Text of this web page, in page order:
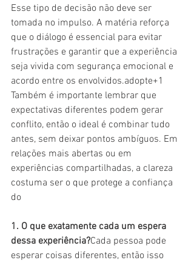
Esse tipo de decisão não deve ser
tomada no impulso. A matéria reforça
que o diálogo é essencial para evitar
frustrações e garantir que a experiência
seja vivida com segurança emocional e
acordo entre os envolvidos.adopte+1
Também é importante lembrar que
expectativas diferentes podem gerar
conflito, então o ideal é combinar tudo
antes, sem deixar pontos ambíguos. Em
relações mais abertas ou em
experiências compartilhadas, a clareza
costuma ser o que protege a confiança
do
1. O que exatamente cada um espera
dessa experiência?Cada pessoa pode
esperar coisas diferentes, então isso